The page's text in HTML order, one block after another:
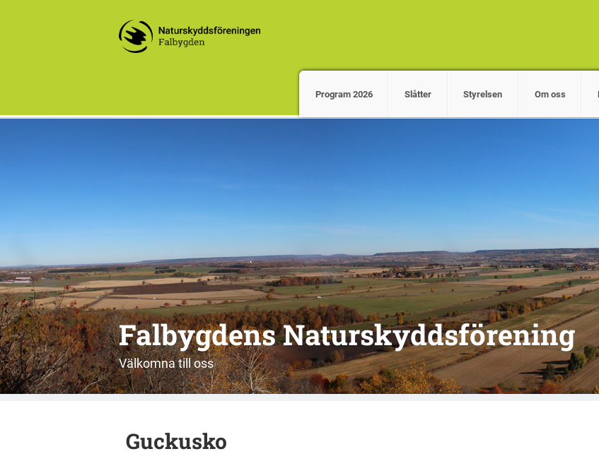
Program 2026 Slåtter Styrelsen Om oss
Falbygdens Naturskyddsförening
Välkomna till oss
Guckusko